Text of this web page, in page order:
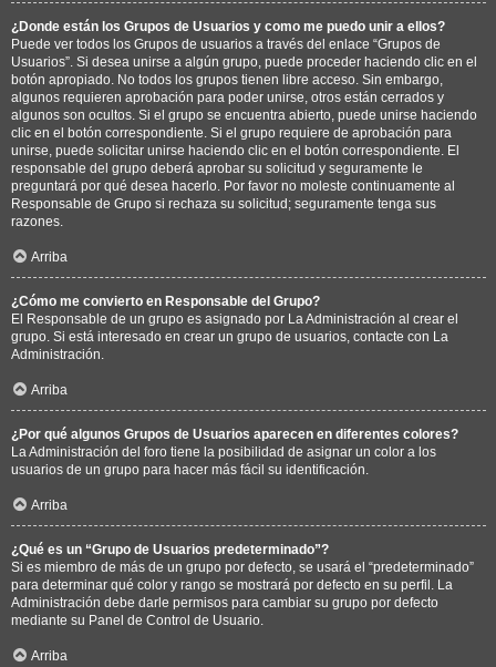
¿Donde están los Grupos de Usuarios y como me puedo unir a ellos?
Puede ver todos los Grupos de usuarios a través del enlace “Grupos de
Usuarios”. Si desea unirse a algún grupo, puede proceder haciendo clic en el
botón apropiado. No todos los grupos tienen libre acceso. Sin embargo,
algunos requieren aprobación para poder unirse, otros están cerrados y
algunos son ocultos. Si el grupo se encuentra abierto, puede unirse haciendo
clic en el botón correspondiente. Si el grupo requiere de aprobación para
unirse, puede solicitar unirse haciendo clic en el botón correspondiente. El
responsable del grupo deberá aprobar su solicitud y seguramente le
preguntará por qué desea hacerlo. Por favor no moleste continuamente al
Responsable de Grupo si rechaza su solicitud; seguramente tenga sus
razones.
Arriba
¿Cómo me convierto en Responsable del Grupo?
El Responsable de un grupo es asignado por La Administración al crear el
grupo. Si está interesado en crear un grupo de usuarios, contacte con La
Administración.
Arriba
¿Por qué algunos Grupos de Usuarios aparecen en diferentes colores?
La Administración del foro tiene la posibilidad de asignar un color a los
usuarios de un grupo para hacer más fácil su identificación.
Arriba
¿Qué es un “Grupo de Usuarios predeterminado”?
Si es miembro de más de un grupo por defecto, se usará el “predeterminado”
para determinar qué color y rango se mostrará por defecto en su perfil. La
Administración debe darle permisos para cambiar su grupo por defecto
mediante su Panel de Control de Usuario.
Arriba